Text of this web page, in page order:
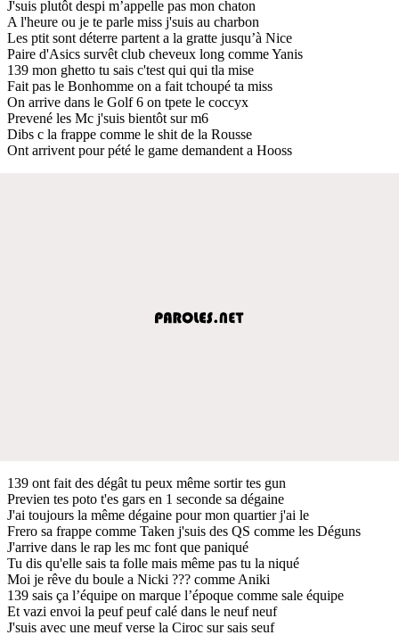
J'suis plutôt despi m’appelle pas mon chaton
A l'heure ou je te parle miss j'suis au charbon
Les ptit sont déterre partent a la gratte jusqu’à Nice
Paire d'Asics survêt club cheveux long comme Yanis
139 mon ghetto tu sais c'test qui qui tla mise
Fait pas le Bonhomme on a fait tchoupé ta miss
On arrive dans le Golf 6 on tpete le coccyx
Prevené les Mc j'suis bientôt sur m6
Dibs c la frappe comme le shit de la Rousse
Ont arrivent pour pété le game demandent a Hooss
139 ont fait des dégât tu peux même sortir tes gun
Previen tes poto t'es gars en 1 seconde sa dégaine
J'ai toujours la même dégaine pour mon quartier j'ai le
Frero sa frappe comme Taken j'suis des QS comme les Déguns
J'arrive dans le rap les mc font que paniqué
Tu dis qu'elle sais ta folle mais même pas tu la niqué
Moi je rêve du boule a Nicki ??? comme Aniki
139 sais ça l’équipe on marque l’époque comme sale équipe
Et vazi envoi la peuf peuf calé dans le neuf neuf
J'suis avec une meuf verse la Ciroc sur sais seuf